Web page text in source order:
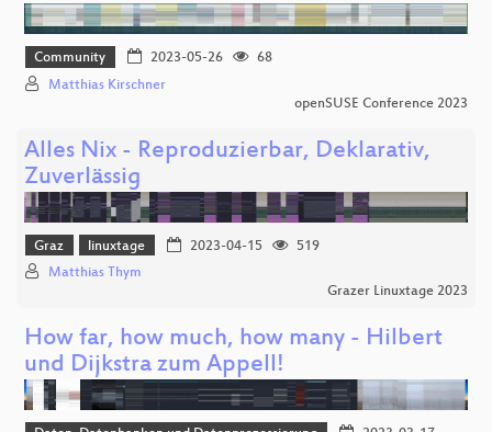
Community 2023-05-26
68
Matthias Kirschner
openSUSE Conference 2023
Alles Nix - Reproduzierbar, Deklarativ,
Zuverlässig
Graz linuxtage 2023-04-15
519
Matthias Thym
Grazer Linuxtage 2023
How far, how much, how many - Hilbert
und Dijkstra zum Appell!